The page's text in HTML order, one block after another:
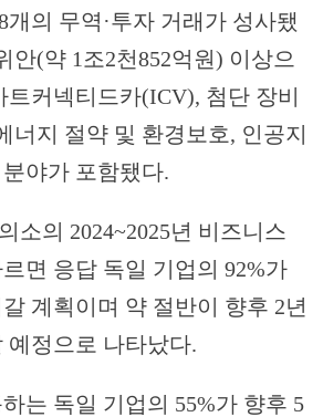
개의 무역·투자 거래가 성사됐
안(약 1조2천852억원) 이상으
트커넥티드카(ICV), 첨단 장비
너지 절약 및 환경보호, 인공지
야가 포함됐다.
소의 2024~2025년 비즈니스
면 응답 독일 기업의 92%가
계획이며 약 절반이 향후 2년
예정으로 나타났다.
는 독일 기업의 55%가 향후 5